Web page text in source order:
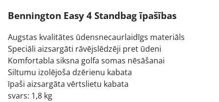
Bennington Easy 4 Standbag īpašības
Augstas kvalitātes ūdensnecaurlaidīgs materiāls
Speciāli aizsargāti rāvējslēdzēji pret ūdeni
Komfortabla siksna golfa somas nēsāšanai
Siltumu izolējoša dzērienu kabata
īpaši aizsargāta vērtslietu kabata
svars: 1,8 kg